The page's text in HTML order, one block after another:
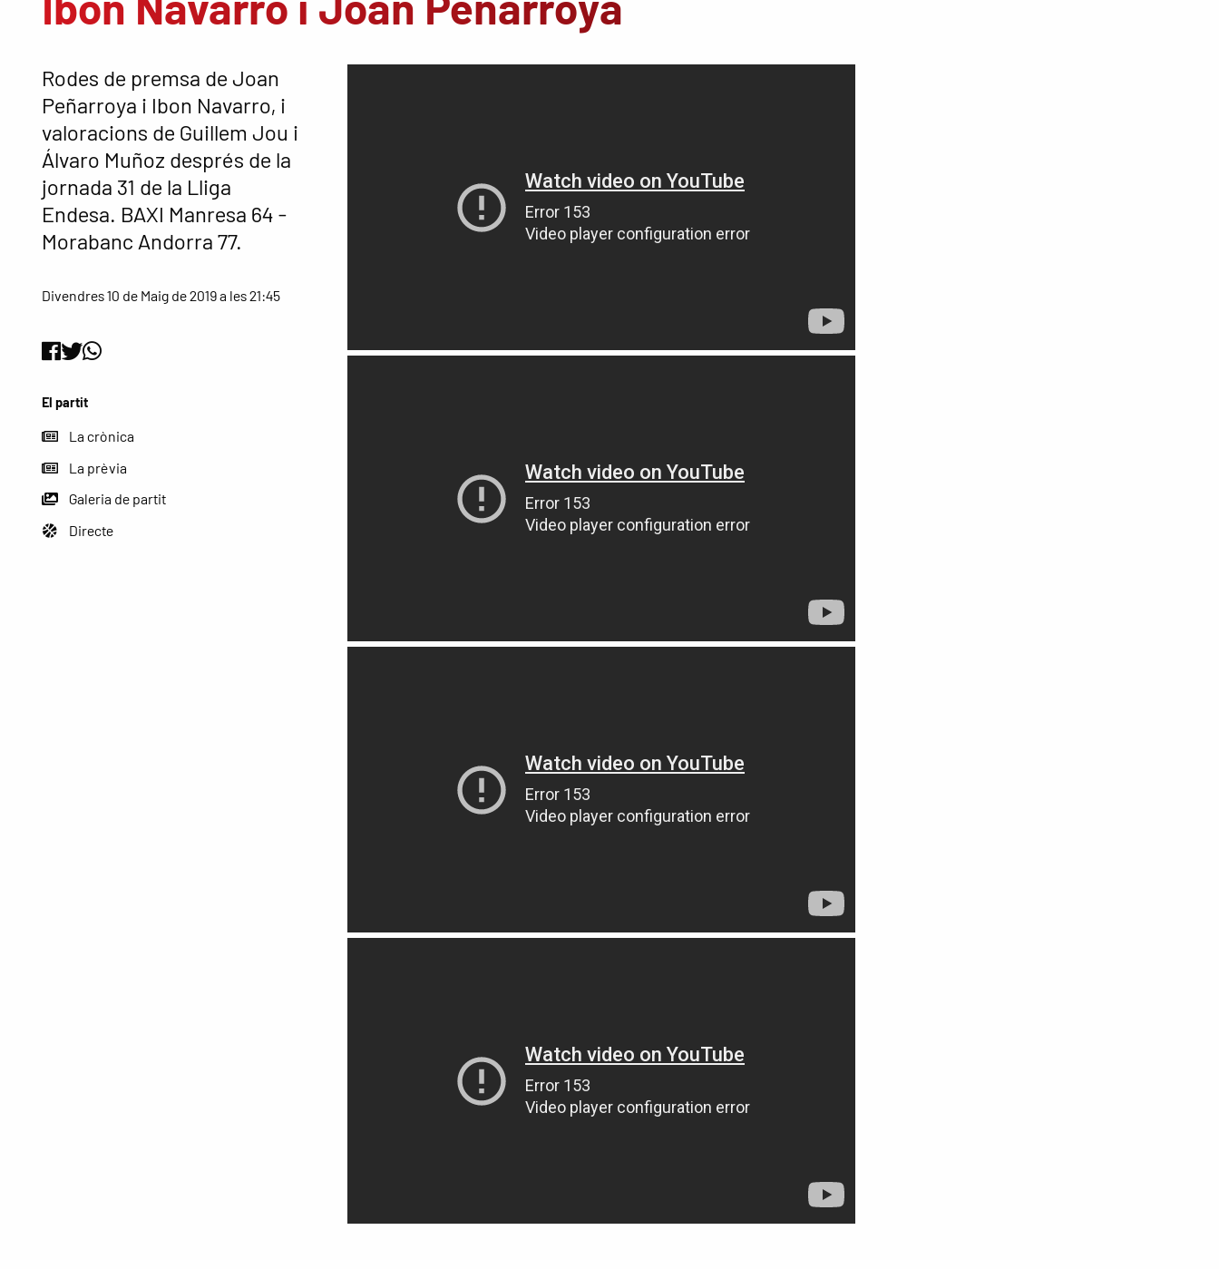
Rodes de premsa de Joan
Peñarroya i Ibon Navarro, i
valoracions de Guillem Jou i
Álvaro Muñoz després de la
jornada 31 de la Lliga
Endesa. BAXI Manresa 64 -
Morabanc Andorra 77.
Divendres 10 de Maig de 2019 a les 21:45
El partit
La crònica
La prèvia
Galeria de partit
Directe